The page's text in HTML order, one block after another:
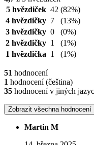
5 hvězdiček 42 (82%)
4 hvězdičky 7
(13%)
3 hvězdičky 0
(0%)
2 hvězdičky 1
(1%)
1 hvězdička 1 (1%)
51 hodnocení
1 hodnocení (čeština)
35 hodnocení v jiných
Zobrazit všechna hodnocení
Martin M